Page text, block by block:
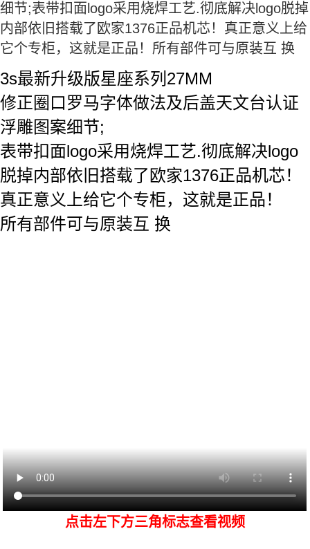
细节;表带扣面logo采用烧焊工艺.彻底解决logo脱掉
内部依旧搭载了欧家1376正品机芯！真正意义上给
它个专柜，这就是正品！所有部件可与原装互 换
3s最新升级版星座系列27MM
修正圈口罗马字体做法及后盖天文台认证
浮雕图案细节;
表带扣面logo采用烧焊工艺.彻底解决logo
脱掉内部依旧搭载了欧家1376正品机芯！
真正意义上给它个专柜，这就是正品！
所有部件可与原装互 换
点击左下方三角标志查看视频